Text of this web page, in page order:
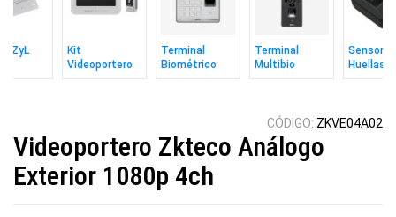
ZyL
Kit
Videoportero
Zkteco
Terminal
Biométrico
Zkteco M1
Terminal
Multibio
Zkteco
Sensor
Huellas
Zkteco
CÓDIGO: ZKVE04A02
Videoportero Zkteco Análogo
Exterior 1080p 4ch